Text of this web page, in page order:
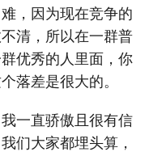
，因为现在竞争的
清，所以在一群普
优秀的人里面，你
落差是很大的。
一直骄傲且很有信
们大家都埋头算，